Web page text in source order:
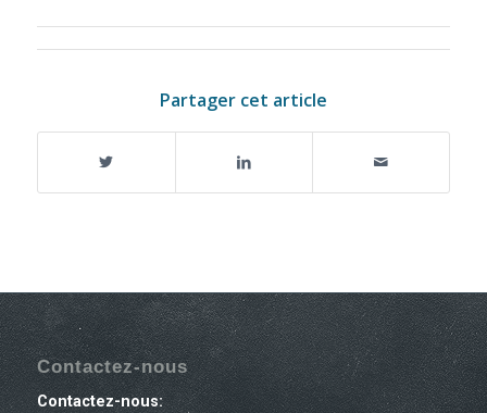
Partager cet article
Contactez-nous
Contactez-nous: